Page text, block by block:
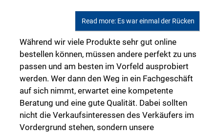
Read more: Es war einmal der Rücken
Während wir viele Produkte sehr gut online
bestellen können, müssen andere perfekt zu uns
passen und am besten im Vorfeld ausprobiert
werden. Wer dann den Weg in ein Fachgeschäft
auf sich nimmt, erwartet eine kompetente
Beratung und eine gute Qualität. Dabei sollten
nicht die Verkaufsinteressen des Verkäufers im
Vordergrund stehen, sondern unsere